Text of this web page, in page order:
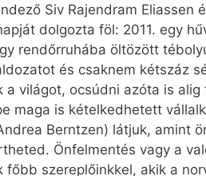
Siv Rajendram Eliassen
dolgozta föl: 2011. egy
rendőrruhába öltözött
és csaknem kétszáz
világot, ocsúdni azóta is
maga is kételkedhetett
Berntzen) látjuk, amint
Önfelmentés vagy a
szereplőinkkel, akik a